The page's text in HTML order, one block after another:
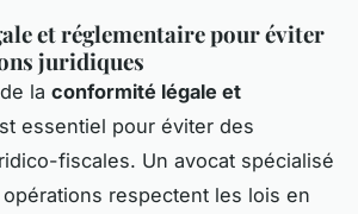
et réglementaire pour éviter
juridiques
la conformité légale et
essentiel pour éviter des
fiscales. Un avocat spécialisé
respectent les lois en